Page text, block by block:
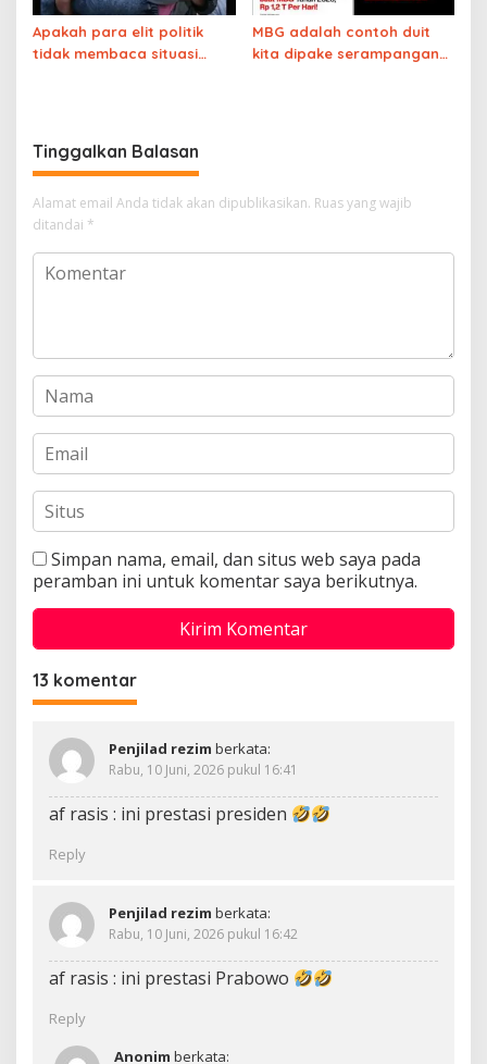
Apakah para elit politik
tidak membaca situasi
MBG adalah contoh duit
kita dipake serampangan
Tinggalkan Balasan
Alamat email Anda tidak akan dipublikasikan. Ruas yang wajib
ditandai *
Simpan nama, email, dan situs web saya pada
peramban ini untuk komentar saya berikutnya.
13 komentar
Penjilad rezim berkata:
Rabu, 10 Juni, 2026 pukul 16:41
af rasis : ini prestasi presiden
Reply
Penjilad rezim berkata:
Rabu, 10 Juni, 2026 pukul 16:42
af rasis : ini prestasi Prabowo
Reply
Anonim berkata: